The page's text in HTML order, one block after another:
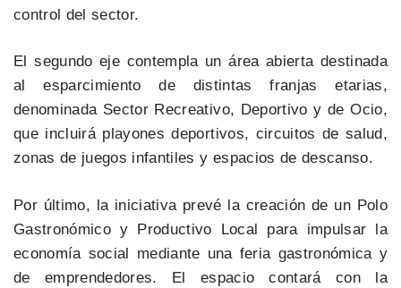
control del sector.
El segundo eje contempla un área abierta destinada
al esparcimiento de distintas franjas etarias,
denominada Sector Recreativo, Deportivo y de Ocio,
que incluirá playones deportivos, circuitos de salud,
zonas de juegos infantiles y espacios de descanso.
Por último, la iniciativa prevé la creación de un Polo
Gastronómico y Productivo Local para impulsar la
economía social mediante una feria gastronómica y
de emprendedores. El espacio contará con la